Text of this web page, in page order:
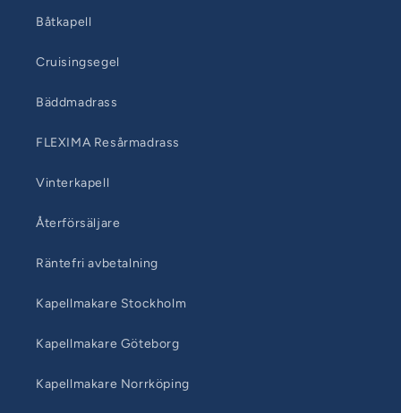
Båtkapell
Cruisingsegel
Bäddmadrass
FLEXIMA Resårmadrass
Vinterkapell
Återförsäljare
Räntefri avbetalning
Kapellmakare Stockholm
Kapellmakare Göteborg
Kapellmakare Norrköping